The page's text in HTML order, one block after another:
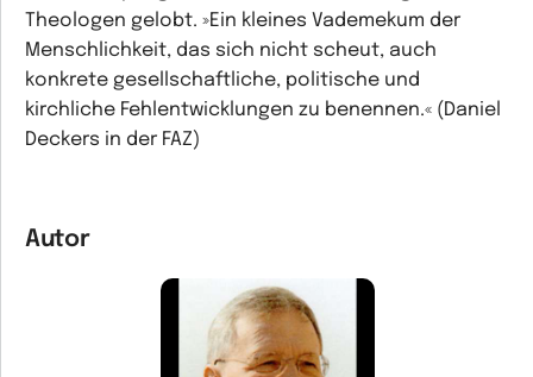
Theologen gelobt. »Ein kleines Vademekum der
Menschlichkeit, das sich nicht scheut, auch
konkrete gesellschaftliche, politische und
kirchliche Fehlentwicklungen zu benennen.« (Daniel
Deckers in der FAZ)
Autor